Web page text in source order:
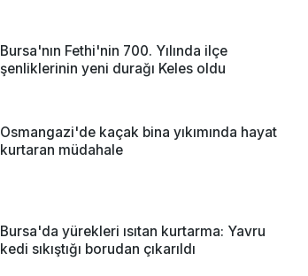
Bursa'nın Fethi'nin 700. Yılında ilçe
şenliklerinin yeni durağı Keles oldu
Osmangazi'de kaçak bina yıkımında hayat
kurtaran müdahale
Bursa'da yürekleri ısıtan kurtarma: Yavru
kedi sıkıştığı borudan çıkarıldı